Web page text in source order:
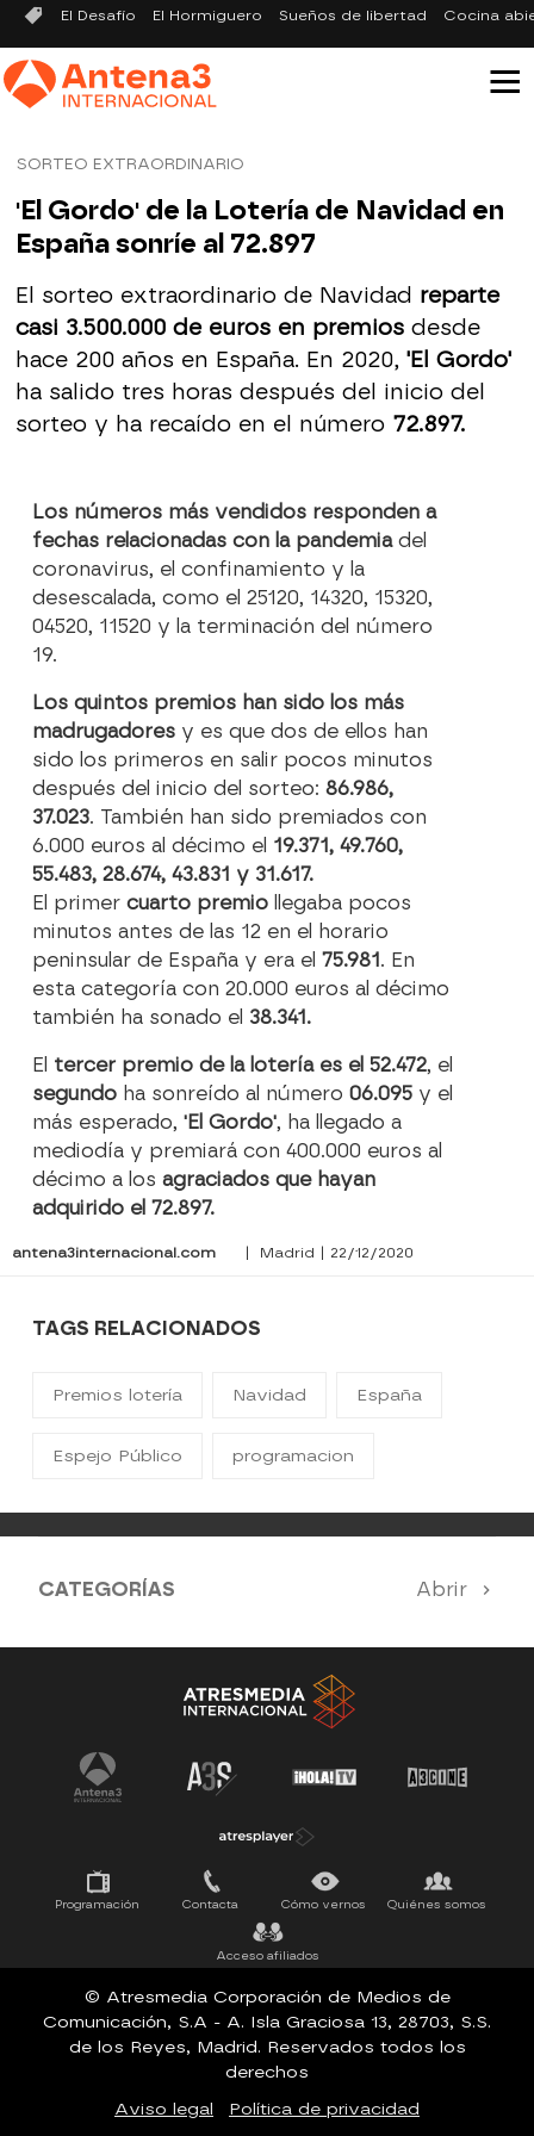
El Desafío El Hormiguero Sueños de libertad Cocina
SORTEO EXTRAORDINARIO
'El Gordo' de la Lotería de Navidad en
España sonríe al 72.897
El sorteo extraordinario de Navidad reparte
casi 3.500.000 de euros en premios desde
hace 200 años en España. En 2020,'El Gordo'
ha salido tres horas después del inicio del
sorteo y ha recaído en el número 72.897.
Los números más vendidos responden a
fechas relacionadas con la pandemiadel
coronavirus, el confinamiento y la
desescalada, como el 25120, 14320, 15320,
04520, 11520 y la terminación del número
19.
Los quintos premios han sido los más
madrugadores y es que dos de ellos han
sido los primeros en salir pocos minutos
después del inicio del sorteo: 86.986,
37.023. También han sido premiados con
6.000 euros al décimo el 19.371, 49.760,
55.483, 28.674, 43.831 y 31.617.
El primercuarto premio llegaba pocos
minutos antes de las 12 en el horario
peninsular de España y era el75.981 . En
esta categoría con 20.000 euros al décimo
también ha sonado el 38.341.
El tercer premio de la lotería es el 52.472, el
segundo ha sonreído al número 06.095 y el
más esperado, 'El Gordo', ha llegado a
mediodía y premiará con 400.000 euros al
décimo a losagraciados que hayan
adquirido el 72.897.
antena3internacional.com | Madrid | 22/12/2020
TAGS RELACIONADOS
Premios lotería Navidad España
Espejo Público programacion
CATEGORÍAS Abrir
Antena 3 Noticias El Hormiguero
Tu cara me suena Pasapalabra
Programación Contacta Cómo vernos Quiénes somos
Acceso afiliados
© Atresmedia Corporación de Medios de
Comunicación, S.A - A. Isla Graciosa 13, 28703, S.S.
de los Reyes, Madrid. Reservados todos los
derechos
Aviso legal
Política de privacidad